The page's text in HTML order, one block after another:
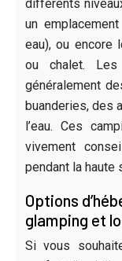
différents
un
eau), ou encore
ou chalet. Les
généralement
buanderies, des
l’eau. Ces
vivement
pendant la haute
Options
glamping et
Si vous